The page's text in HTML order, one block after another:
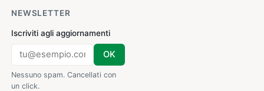
NEWSLETTER
Iscriviti agli aggiornamenti
OK
Nessuno spam. Cancellati con
un click.